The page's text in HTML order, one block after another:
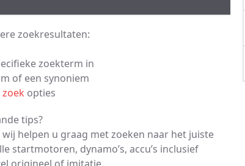
zoekresultaten:
zoekterm in
of een synoniem
opties
tips?
helpen u graag met zoeken naar het juiste
startmotoren, dynamo’s, accu’s inclusief